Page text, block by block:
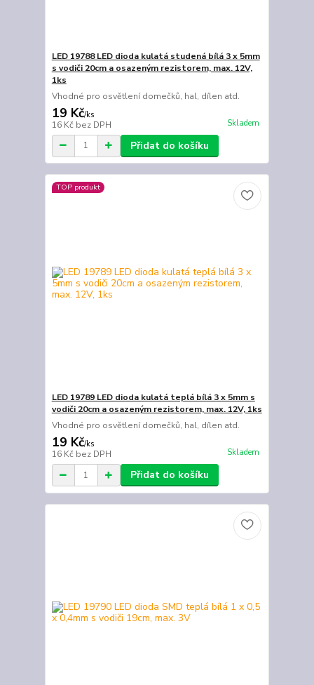
LED 19788 LED dioda kulatá studená bílá 3 x 5mm
s vodiči 20cm a osazeným rezistorem, max. 12V,
1ks
Vhodné pro osvětlení domečků, hal, dílen atd.
19 Kč/ks
16 Kč bez DPH Skladem
Přidat do košíku
TOP produkt
LED 19789 LED dioda kulatá teplá bílá 3 x 5mm s
vodiči 20cm a osazeným rezistorem, max. 12V, 1ks
Vhodné pro osvětlení domečků, hal, dílen atd.
19 Kč/ks
16 Kč bez DPH Skladem
Přidat do košíku